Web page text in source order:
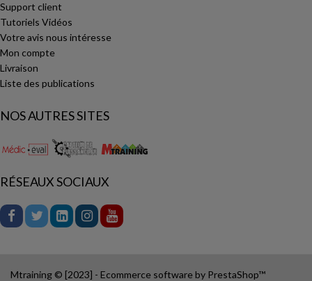
Support client
Tutoriels Vidéos
Votre avis nous intéresse
Mon compte
Livraison
Liste des publications
NOS AUTRES SITES
RÉSEAUX SOCIAUX
Mtraining © [2023] - Ecommerce software by PrestaShop™